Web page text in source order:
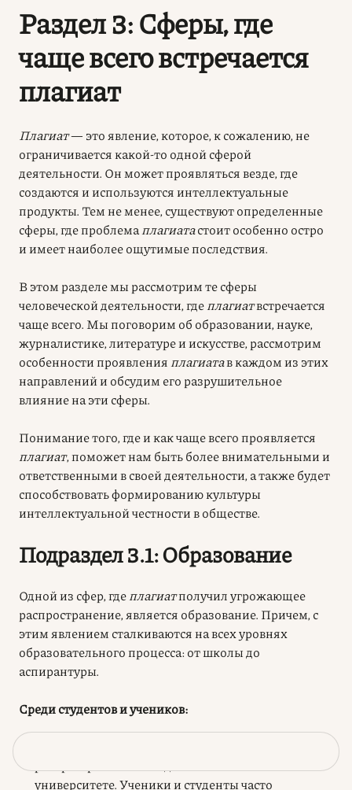
Раздел 3: Сферы, где
чаще всего встречается
плагиат
Плагиат— это явление, которое, к сожалению, не
ограничивается какой-то одной сферой
деятельности. Он может проявляться везде, где
создаются и используются интеллектуальные
продукты. Тем не менее, существуют определенные
сферы, где проблема плагиатастоит особенно остро
и имеет наиболее ощутимые последствия.
В этом разделе мы рассмотрим те сферы
человеческой деятельности, где плагиатвстречается
чаще всего. Мы поговорим об образовании, науке,
журналистике, литературе и искусстве, рассмотрим
особенности проявления плагиатав каждом из этих
направлений и обсудим его разрушительное
влияние на эти сферы.
Понимание того, где и как чаще всего проявляется
плагиат, поможет нам быть более внимательными и
ответственными в своей деятельности, а также будет
способствовать формированию культуры
интеллектуальной честности в обществе.
Подраздел 3.1: Образование
Одной из сфер, где плагиатполучил угрожающее
распространение, является образование. Причем, с
этим явлением сталкиваются на всех уровнях
образовательного процесса: от школы до
аспирантуры.
Среди студентов и учеников:
университете. Ученики и студенты часто